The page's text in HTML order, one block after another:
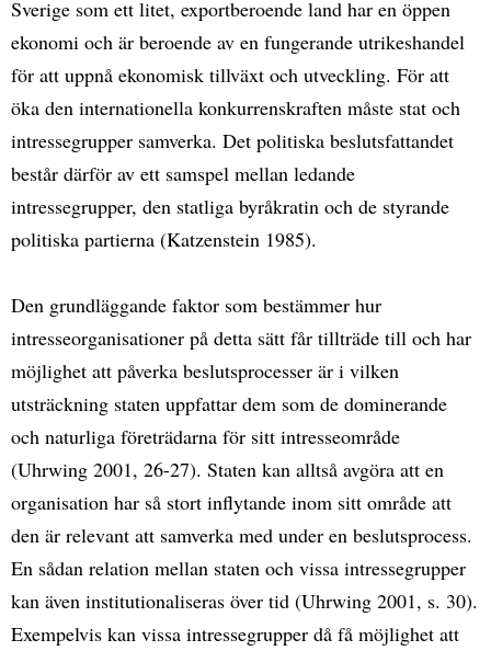
Sverige som ett litet, exportberoende land har en öppen
ekonomi och är beroende av en fungerande utrikeshandel
för att uppnå ekonomisk tillväxt och utveckling. För att
öka den internationella konkurrenskraften måste stat och
intressegrupper samverka. Det politiska beslutsfattandet
består därför av ett samspel mellan ledande
intressegrupper, den statliga byråkratin och de styrande
politiska partierna (Katzenstein 1985).
Den grundläggande faktor som bestämmer hur
intresseorganisationer på detta sätt får tillträde till och har
möjlighet att påverka beslutsprocesser är i vilken
utsträckning staten uppfattar dem som de dominerande
och naturliga företrädarna för sitt intresseområde
(Uhrwing 2001, 26-27). Staten kan alltså avgöra att en
organisation har så stort inflytande inom sitt område att
den är relevant att samverka med under en beslutsprocess.
En sådan relation mellan staten och vissa intressegrupper
kan även institutionaliseras över tid (Uhrwing 2001, s. 30).
Exempelvis kan vissa intressegrupper då få möjlighet att